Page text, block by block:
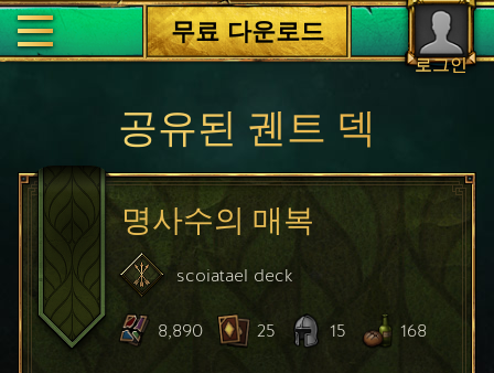
로그인
무료 다운로드
공유된 궨트 덱
명사수의 매복
scoiatael deck
8,890 25 15 168